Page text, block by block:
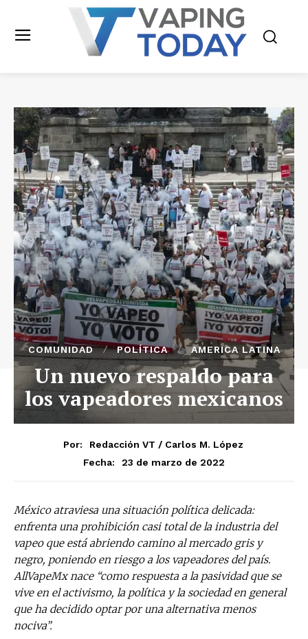
COMUNIDAD POLÍTICA AMERICA LATINA
Un nuevo respaldo para
los vapeadores mexicanos
Por:
Redacción VT / Carlos M. López
Fecha:
23 de marzo de 2022
México atraviesa una situación política delicada:
enfrenta una prohibición casi total de la industria del
vapeo que está abriendo camino al mercado gris y
negro, poniendo en riesgo a los vapeadores del país.
AllVapeMx nace “como respuesta a la pasividad que se
vive en el activismo, la política y la sociedad en general
que ha decidido optar por una alternativa menos
nociva”.